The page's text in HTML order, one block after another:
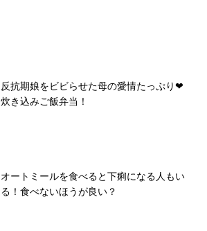
反抗期娘をビビらせた母の愛情たっぷり❤︎
炊き込みご飯弁当！
オートミールを食べると下痢になる人もい
る！食べないほうが良い？